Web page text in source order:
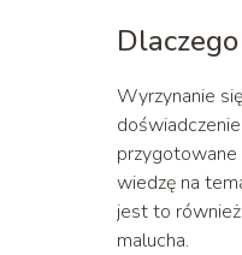
Wyrzynanie
przygotowane
wiedzę na
jest to
malucha.